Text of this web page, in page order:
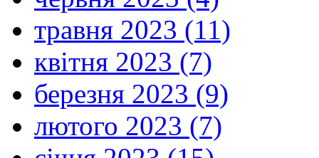
травня 2023 (11)
квітня 2023 (7)
березня 2023 (9)
лютого 2023 (7)